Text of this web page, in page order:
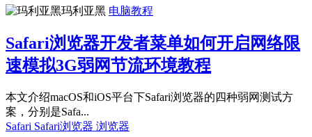
玛利亚黑 电脑教程
Safari浏览器开发者菜单如何开启网络限
速模拟3G弱网节流环境教程
本文介绍macOS和iOS平台下Safari浏览器的四种弱网测试方
案，分别是Safa...
Safari Safari浏览器 浏览器